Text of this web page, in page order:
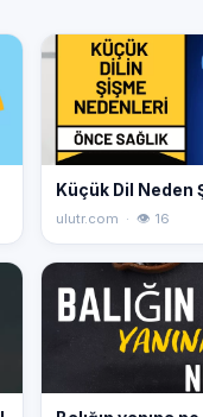
Küçük Dil Neden
ulutr.com · 👁 16